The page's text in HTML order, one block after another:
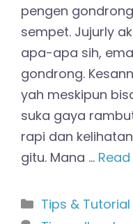
pengen
sempet. Jujurly
apa-apa sih,
gondrong.
yah meskipun
suka gaya
rapi dan
gitu. Mana …
Kategori
Tips & Tutorial